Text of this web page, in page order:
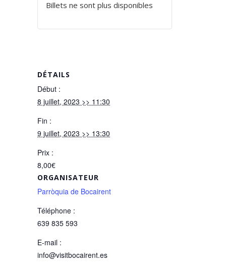
DÉTAILS
Début :
8 juillet, 2023 >> 11:30
Fin :
9 juillet, 2023 >> 13:30
Prix :
8,00€
ORGANISATEUR
Parròquia de Bocairent
Téléphone :
639 835 593
E-mail :
info@visitbocairent.es
Billets ne sont plus disponibles